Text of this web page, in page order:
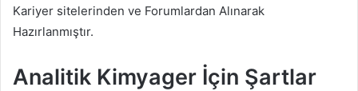
Kariyer sitelerinden ve Forumlardan Alınarak
Hazırlanmıştır.
Analitik Kimyager İçin Şartlar